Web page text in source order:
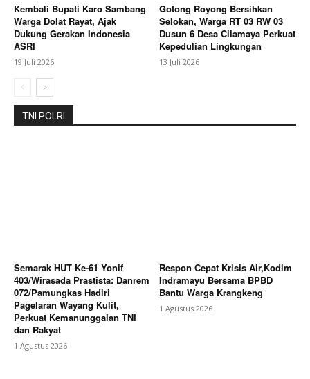
Kembali Bupati Karo Sambang
Warga Dolat Rayat, Ajak
Dukung Gerakan Indonesia
ASRI
19 Juli 2026
Gotong Royong Bersihkan
Selokan, Warga RT 03 RW 03
Dusun 6 Desa Cilamaya Perkuat
Kepedulian Lingkungan
13 Juli 2026
TNI POLRI
Semarak HUT Ke-61 Yonif
403/Wirasada Prastista: Danrem
072/Pamungkas Hadiri
Pagelaran Wayang Kulit,
Perkuat Kemanunggalan TNI
dan Rakyat
1 Agustus 2026
Respon Cepat Krisis Air,Kodim
Indramayu Bersama BPBD
Bantu Warga Krangkeng
1 Agustus 2026